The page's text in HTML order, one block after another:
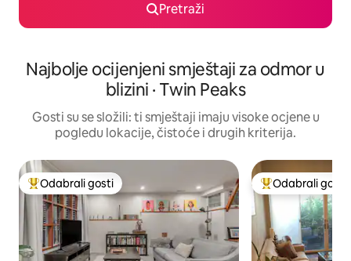
Pretraži
Najbolje ocijenjeni smještaji za odmor u
blizini · Twin Peaks
Gosti su se složili: ti smještaji imaju visoke ocjene u
pogledu lokacije, čistoće i drugih kriterija.
Među najviše rangiranima s oznakom „Odabrali gosti”
Odabrali gosti Među najviše
Odabrali gosti